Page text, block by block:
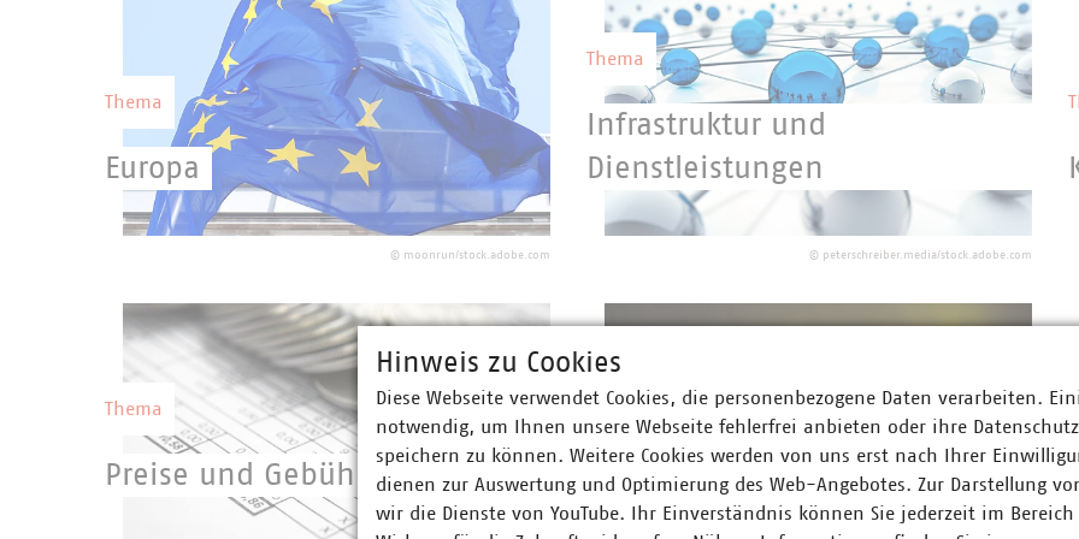
Wettbewerbsfähigkeit Deutschlands.
Thema
Europa
Eine starke kommunale Selbstverwaltung
mit starken kommunalen Unternehmen
erfolgreich um.
© moonrun/stock.adobe.com
Thema
Infrastruktur und
Dienstleistungen
Die kommunalen Unternehmen betreiben
ein riesiges Infrastrukturnetzwerk und
© peterschreiber.media/stock.adobe.com
Thema
Preise und Gebühren
Thema
Recht
Hinweis zu Cookies
Diese Webseite verwendet Cookies, die personenbezogene Daten verarbeiten.
notwendig, um Ihnen unsere Webseite fehlerfrei anbieten oder ihre
speichern zu können. Weitere Cookies werden von uns erst nach Ihrer
dienen zur Auswertung und Optimierung des Web-Angebotes. Zur Darstellung
wir die Dienste von YouTube. Ihr Einverständnis können Sie jederzeit im